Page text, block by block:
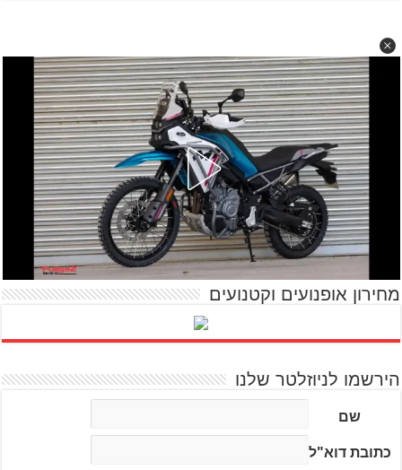
מחירון אופנועים וקטנועים
הירשמו לניוזלטר שלנו
שם
כתובת דוא"ל